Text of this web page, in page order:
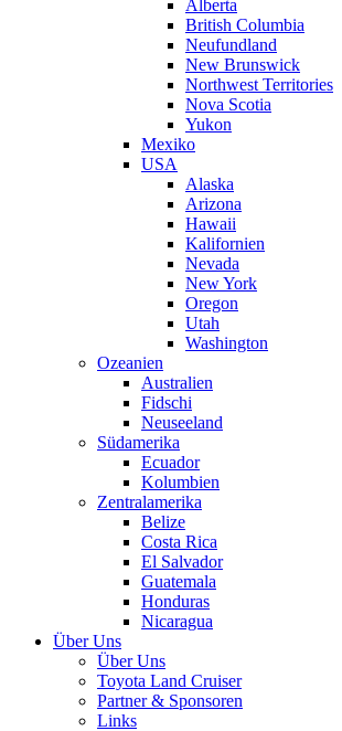
Alberta
British Columbia
Neufundland
New Brunswick
Northwest Territories
Nova Scotia
Yukon
Mexiko
USA
Alaska
Arizona
Hawaii
Kalifornien
Nevada
New York
Oregon
Utah
Washington
Ozeanien
Australien
Fidschi
Neuseeland
Südamerika
Ecuador
Kolumbien
Zentralamerika
Belize
Costa Rica
El Salvador
Guatemala
Honduras
Nicaragua
Über Uns
Über Uns
Toyota Land Cruiser
Partner & Sponsoren
Links